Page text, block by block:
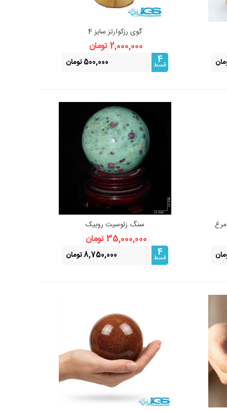
نمایش سریع
گوی رزکوارتز سایز 4
2,000,000 تومان
4
قسط 500,000 تومان
نمایش سریع
سنگ زئوسیت روبیک
35,000,000 تومان
4
قسط 8,750,000 تومان